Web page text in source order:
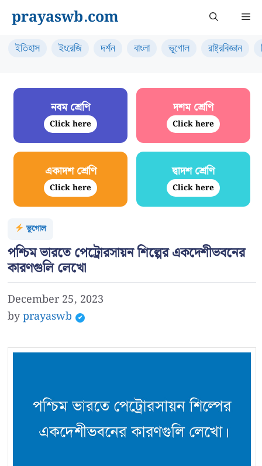
content
prayaswb.com
ইতিহাস ইংরেজি দর্শন বাংলা ভূগোল রাষ্ট্রবিজ্ঞান
নবম শ্রেণি
Click here
দশম শ্রেণি
Click here
একাদশ শ্রেণি
Click here
দ্বাদশ শ্রেণি
Click here
ভূগোল
পশ্চিম ভারতে পেট্রোরসায়ন শিল্পের একদেশীভবনের
কারণগুলি লেখো
December 25, 2023
byprayaswb